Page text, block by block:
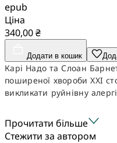
epub
Ціна
340,00 ₴
Додати в кошик
Карі Надо та Слоан
поширеної хвороби XXI
викликати руйнівну
Прочитати більше
Стежити за автором